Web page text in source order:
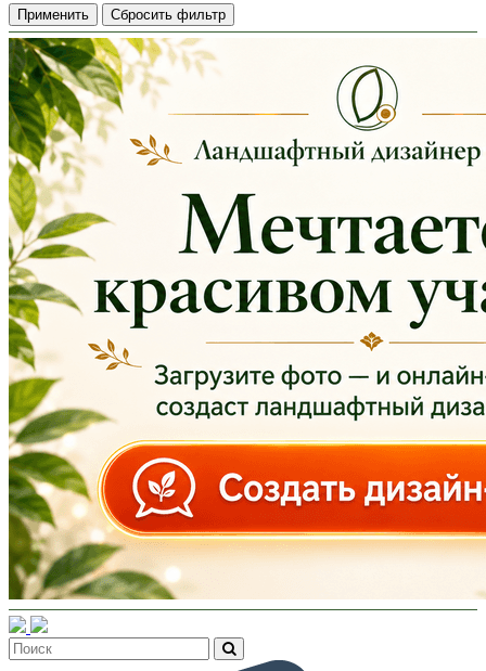
Применить Сбросить фильтр